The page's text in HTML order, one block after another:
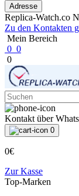
Adresse
Replica-Watch.co
Zu den Kontakten
Mein Bereich
0 0
0
Kontakt über
0
0€
Zur Kasse
Top-Marken